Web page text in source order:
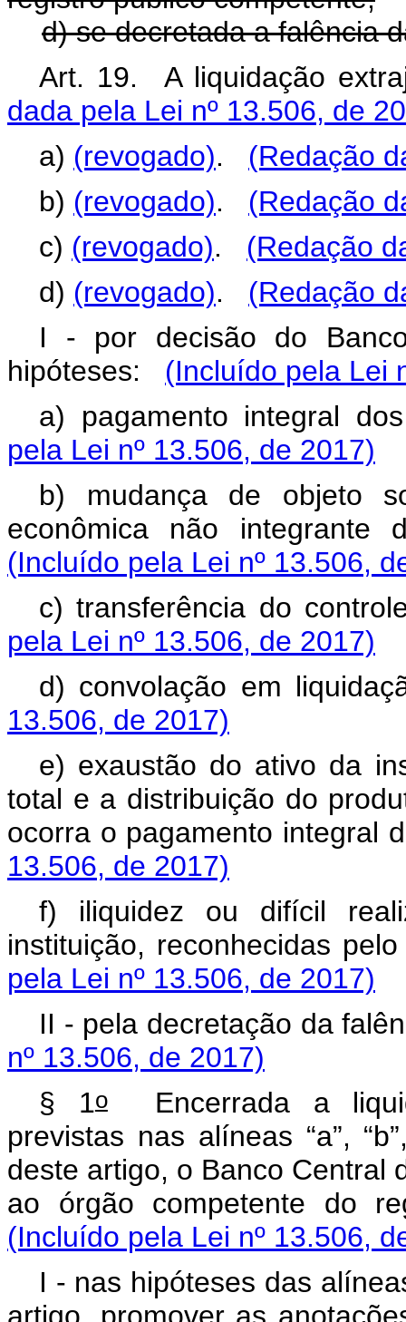
d) se decretada a falência
Art. 19. A liquidação
dada pela Lei nº 13.506, de
a) (revogado). (Redação
b) (revogado). (Redação
c) (revogado). (Redação
d) (revogado). (Redação
I - por decisão do
hipóteses: (Incluído pela Lei
a) pagamento integral
pela Lei nº 13.506, de 2017)
b) mudança de objeto
econômica não
(Incluído pela Lei nº 13.506,
c) transferência do
pela Lei nº 13.506, de 2017)
d) convolação em
13.506, de 2017)
e) exaustão do ativo da
total e a distribuição do
ocorra o pagamento integral
13.506, de 2017)
f) iliquidez ou difícil
instituição, reconhecidas
pela Lei nº 13.506, de 2017)
II - pela decretação da
nº 13.506, de 2017)
§ 1oEncerrada a
previstas nas alíneas “a”,
deste artigo, o Banco Central
ao órgão competente do
(Incluído pela Lei nº 13.506,
I - nas hipóteses das